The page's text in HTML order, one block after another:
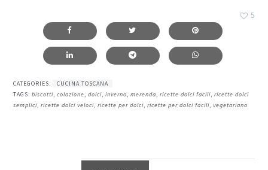
5
CATEGORIES:
CUCINA TOSCANA
TAGS:biscotti,colazione,dolci,inverno,merenda,ricette dolci facili,ricette dolci
semplici,ricette dolci veloci,ricette per dolci,ricette per dolci facili,vegetariano